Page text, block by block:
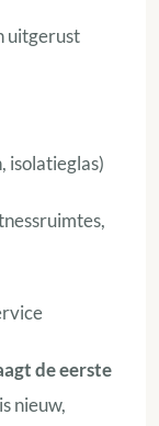
uitgerust
isolatieglas)
de eerste
nieuw,